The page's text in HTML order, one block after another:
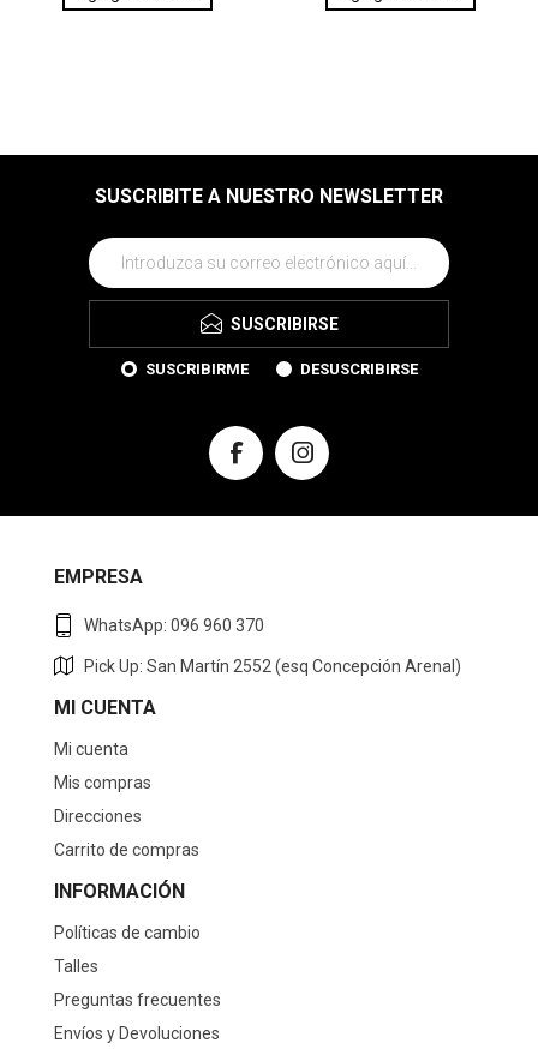
SUSCRIBITE A NUESTRO NEWSLETTER
SUSCRIBIRSE
SUSCRIBIRME DESUSCRIBIRSE
EMPRESA
WhatsApp: 096 960 370
Pick Up: San Martín 2552 (esq Concepción Arenal)
MI CUENTA
Mi cuenta
Mis compras
Direcciones
Carrito de compras
INFORMACIÓN
Políticas de cambio
Talles
Preguntas frecuentes
Envíos y Devoluciones